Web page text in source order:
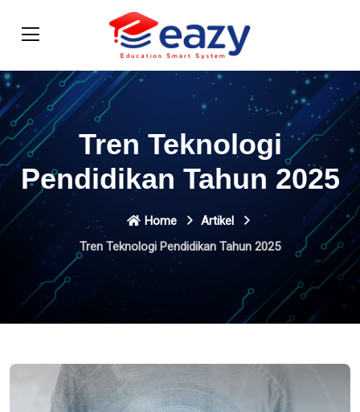
Tren Teknologi
Pendidikan Tahun 2025
Home
Artikel
Tren Teknologi Pendidikan Tahun 2025